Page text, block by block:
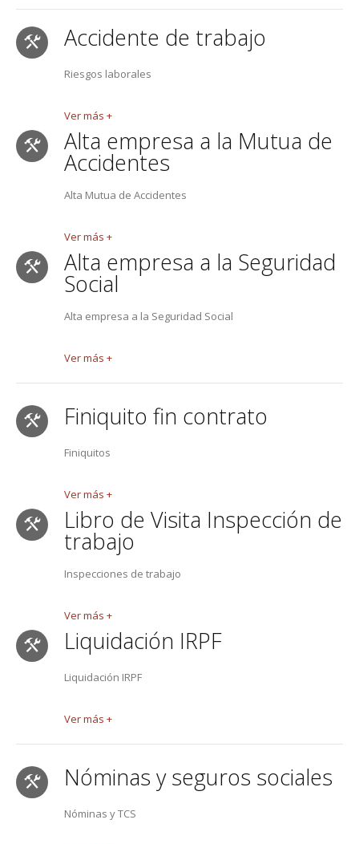
Accidente de trabajo
Riesgos laborales
Ver más +
Alta empresa a la Mutua de
Accidentes
Alta Mutua de Accidentes
Ver más +
Alta empresa a la Seguridad
Social
Alta empresa a la Seguridad Social
Ver más +
Finiquito fin contrato
Finiquitos
Ver más +
Libro de Visita Inspección de
trabajo
Inspecciones de trabajo
Ver más +
Liquidación IRPF
Liquidación IRPF
Ver más +
Nóminas y seguros sociales
Nóminas y TCS